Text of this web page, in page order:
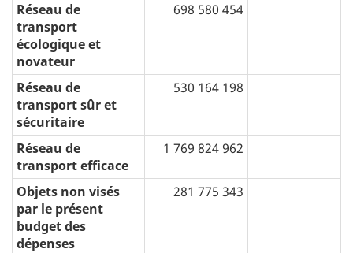
Réseau de
transport
écologique et
novateur
698 580 454
Réseau de
transport sûr et
sécuritaire
530 164 198
Réseau de
transport efficace
1 769 824 962
Objets non visés
par le présent
budget des
dépenses
281 775 343